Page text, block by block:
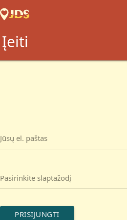
Įeiti
Jūsų el. paštas
Pasirinkite slaptažodį
PRISIJUNGTI